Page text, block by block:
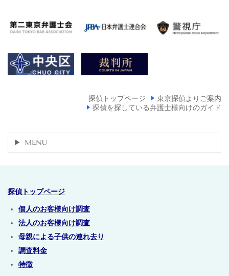
探偵トップページ
東京探偵よりご案内
探偵を探している弁護士様向けのガイド
MENU
探偵トップページ
個人のお客様向け調査
法人のお客様向け調査
母親による子供の連れ去り
調査料金
特徴